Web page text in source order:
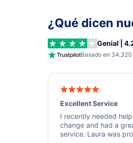
¿Qué dicen
Genial |
Basado en
Excellent Service
I recently needed
change and had a
service. Laura was